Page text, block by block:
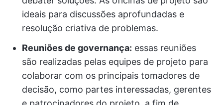
ideais para discussões aprofundadas e
resolução criativa de problemas.
Reuniões de governança: essas reuniões
são realizadas pelas equipes de projeto para
colaborar com os principais tomadores de
decisão, como partes interessadas, gerentes